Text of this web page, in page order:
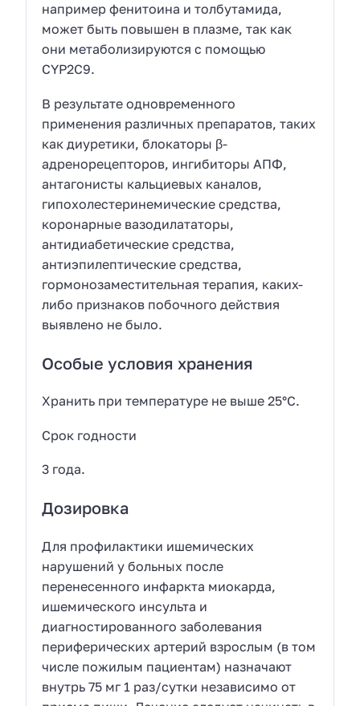
например фенитоина и толбутамида,
может быть повышен в плазме, так как
они метаболизируются с помощью
CYP2C9.
В результате одновременного
применения различных препаратов, таких
как диуретики, блокаторы β-
адренорецепторов, ингибиторы АПФ,
антагонисты кальциевых каналов,
гипохолестеринемические средства,
коронарные вазодилататоры,
антидиабетические средства,
антиэпилептические средства,
гормонозаместительная терапия, каких-
либо признаков побочного действия
выявлено не было.
Особые условия хранения
Хранить при температуре не выше 25°С.
Срок годности
3 года.
Дозировка
Для профилактики ишемических
нарушений у больных после
перенесенного инфаркта миокарда,
ишемического инсульта и
диагностированного заболевания
периферических артерий взрослым (в том
числе пожилым пациентам) назначают
внутрь 75 мг 1 раз/сутки независимо от